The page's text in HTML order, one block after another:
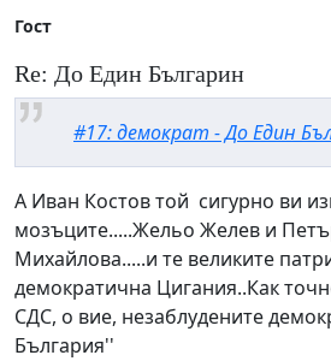
Гост
Re: До Един Българин
#17: демократ - До Един
А Иван Костов той сигурно ви
мозъците.....Жельо Желев и
Михайлова.....и те великите
демократична Цигания..Как
СДС, о вие, незаблудените
България''